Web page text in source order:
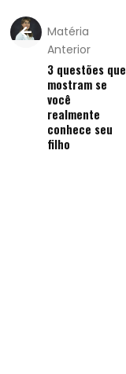
Matéria
Anterior
3 questões que
mostram se
você
realmente
conhece seu
filho